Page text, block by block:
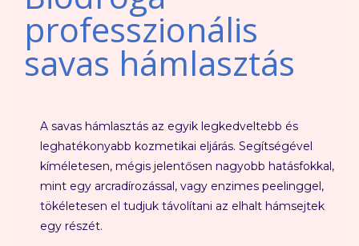
professzionális
savas hámlasztás
A savas hámlasztás az egyik legkedveltebb és
leghatékonyabb kozmetikai eljárás. Segítségével
kíméletesen, mégis jelentősen nagyobb hatásfokkal,
mint egy arcradírozással, vagy enzimes peelinggel,
tökéletesen el tudjuk távolítani az elhalt hámsejtek
egy részét.